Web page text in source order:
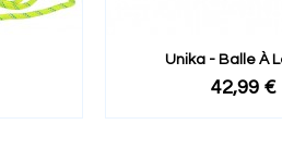
Unika - Balle À
42,99 €